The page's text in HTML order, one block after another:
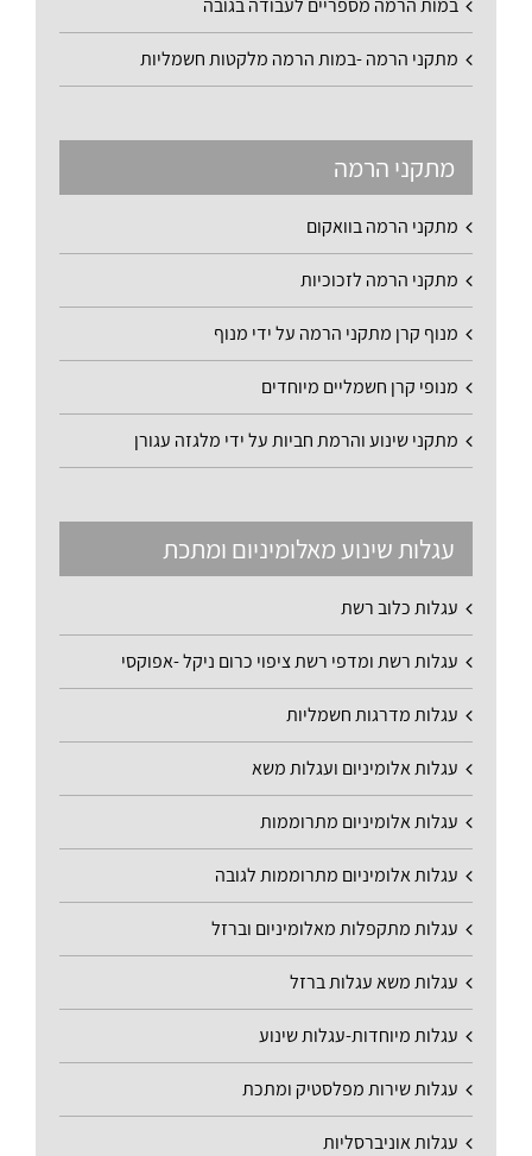
במות הרמה מספריים לעבודה בגובה
מתקני הרמה -במות הרמה מלקטות חשמליות
מתקני הרמה
מתקני הרמה בוואקום
מתקני הרמה לזכוכיות
מנוף קרן מתקני הרמה על ידי מנוף
מנופי קרן חשמליים מיוחדים
מתקני שינוע והרמת חביות על ידי מלגזה עגורן
עגלות שינוע מאלומיניום ומתכת
עגלות כלוב רשת
עגלות רשת ומדפי רשת ציפוי כרום ניקל -אפוקסי
עגלות מדרגות חשמליות
עגלות אלומיניום ועגלות משא
עגלות אלומיניום מתרוממות
עגלות אלומיניום מתרוממות לגובה
עגלות מתקפלות מאלומיניום וברזל
עגלות משא עגלות ברזל
עגלות מיוחדות-עגלות שינוע
עגלות שירות מפלסטיק ומתכת
עגלות אוניברסליות